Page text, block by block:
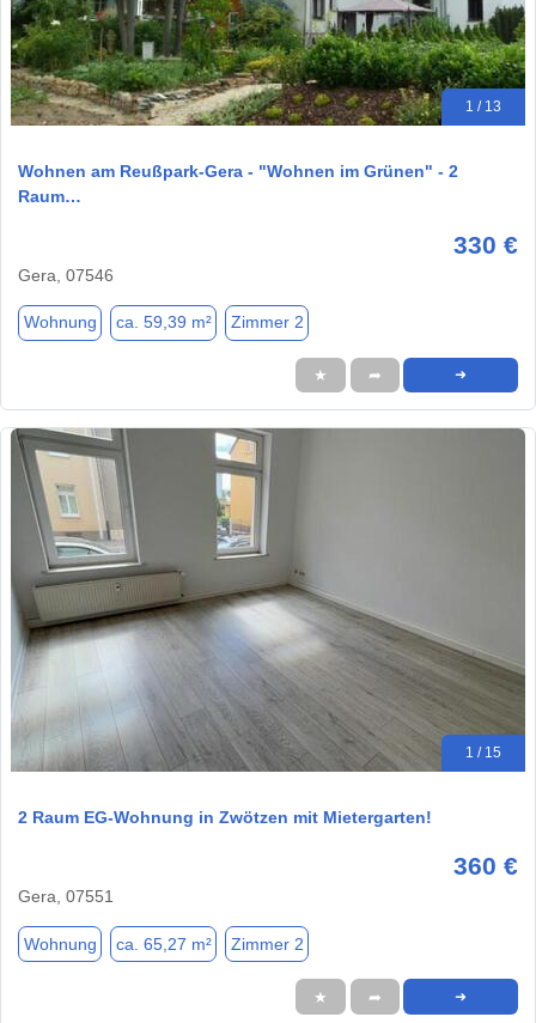
1 / 13
Wohnen am Reußpark-Gera - "Wohnen im Grünen" - 2
Raum…
330 €
Gera, 07546
Wohnung ca. 59,39 m² Zimmer 2
★ ➦ ➜
1 / 15
2 Raum EG-Wohnung in Zwötzen mit Mietergarten!
360 €
Gera, 07551
Wohnung ca. 65,27 m² Zimmer 2
★ ➦ ➜